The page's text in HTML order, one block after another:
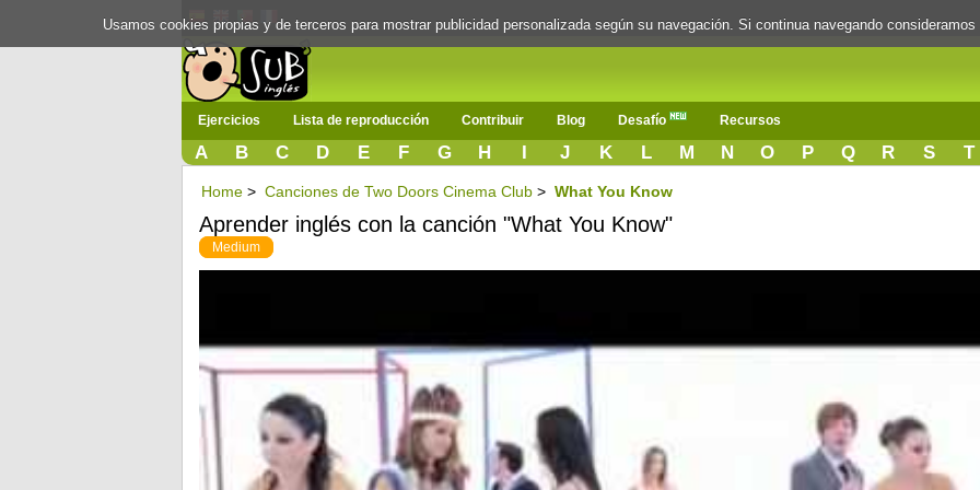
Ejercicios Lista de reproducción Contribuir Blog Desafío Recursos
A B C D E F G H I J K L M N O P Q R S T
Home > Canciones de Two Doors Cinema Club > What You Know
Aprender inglés con la canción "What You Know"
Medium
Usamos cookies propias y de terceros para mostrar publicidad personalizada según su navegación. Si continua navegando